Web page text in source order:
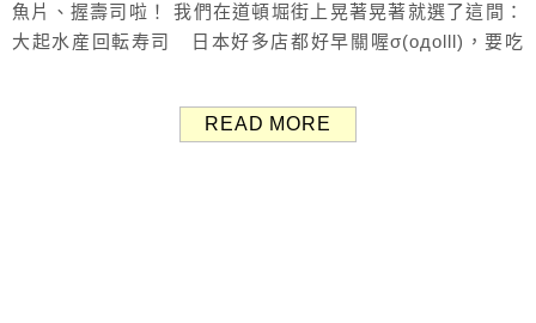
魚片、握壽司啦！ 我們在道頓堀街上晃著晃著就選了這間：
大起水産回転寿司 日本好多店都好早關喔σ(oдolll)，要吃
這間主要分105、158、210、263、368、525円等六種價位
READ MORE